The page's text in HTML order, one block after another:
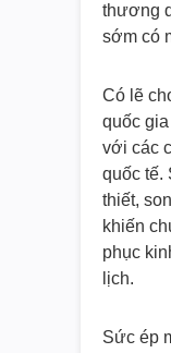
thương
sớm có
Có lẽ
quốc
với các
quốc tế.
thiết,
khiến
phục
lịch.
Sức ép